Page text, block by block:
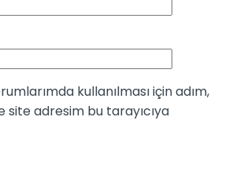
kullanılması için adım,
adresim bu tarayıcıya